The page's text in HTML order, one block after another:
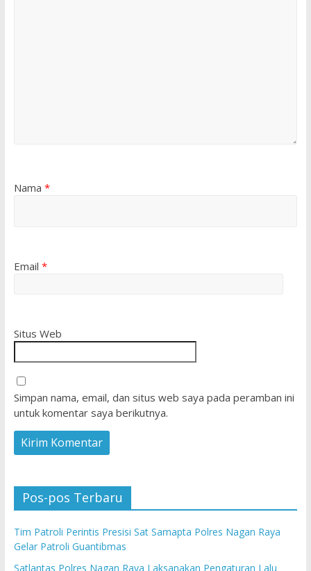
Nama *
Email *
Situs Web
Simpan nama, email, dan situs web saya pada peramban ini
untuk komentar saya berikutnya.
Pos-pos Terbaru
Tim Patroli Perintis Presisi Sat Samapta Polres Nagan Raya
Gelar Patroli Guantibmas
Satlantas Polres Nagan Raya Laksanakan Pengaturan Lalu